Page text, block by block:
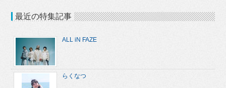
最近の特集記事
ALL iN FAZE
らくなつ